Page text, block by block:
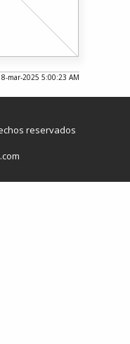
mar-2025 5:00:23 AM
reservados